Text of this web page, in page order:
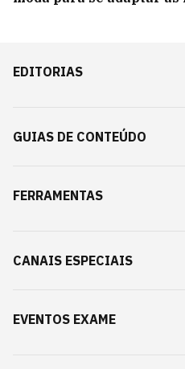
EDITORIAS
GUIAS DE CONTEÚDO
FERRAMENTAS
CANAIS ESPECIAIS
EVENTOS EXAME